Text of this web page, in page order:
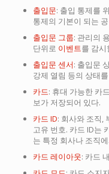
출입문: 출입 통제를
통제의 기본이 되는
출입문 그룹: 관리의
단위로 이벤트를 감시
출입문 센서: 출입문
강제 열림 등의 상태
카드: 휴대 가능한 카
보가 저장되어 있다.
카드 ID: 회사와 조직,
고유 번호. 카드 ID는
는 특정 회사나 조직
카드 레이아웃: 카드